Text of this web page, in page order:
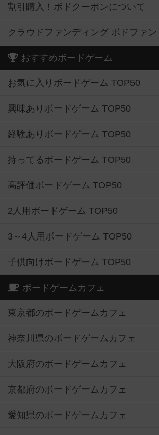
割引購入！ボドクーポンについて
クラウドファンディング ボドファン
おすすめボードゲーム
お気に入りボードゲーム TOP50
興味ありボードゲーム TOP50
経験ありボードゲーム TOP50
持ってるボードゲーム TOP50
高評価ボードゲーム TOP50
2人用ボードゲーム TOP50
3～4人用ボードゲーム TOP50
子供向けボードゲーム TOP50
ボードゲームカフェ
東京都のボードゲームカフェ
神奈川県のボードゲームカフェ
大阪府のボードゲームカフェ
京都府のボードゲームカフェ
愛知県のボードゲームカフェ